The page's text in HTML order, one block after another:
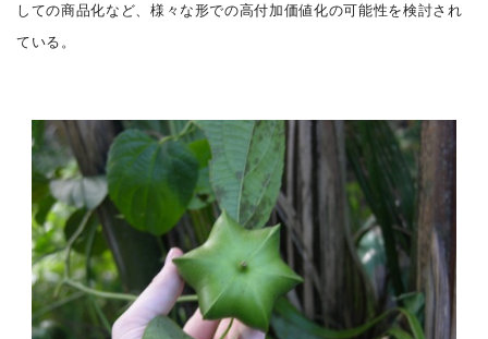
しての商品化など、様々な形での高付加価値化の可能性を検討され
ている。